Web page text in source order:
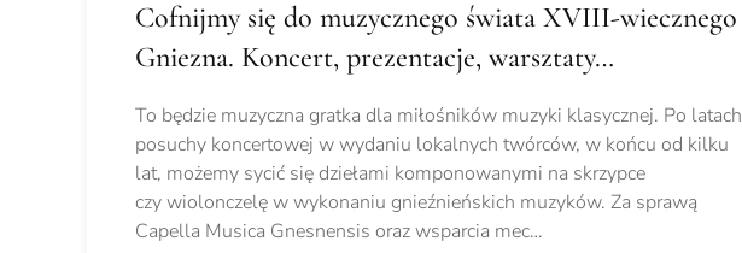
Cofnijmy się do muzycznego świata XVIII-wiecznego
Gniezna. Koncert, prezentacje, warsztaty…
To będzie muzyczna gratka dla miłośników muzyki klasycznej. Po latach
posuchy koncertowej w wydaniu lokalnych twórców, w końcu od kilku
lat, możemy sycić się dziełami komponowanymi na skrzypce
czy wiolonczelę w wykonaniu gnieźnieńskich muzyków. Za sprawą
Capella Musica Gnesnensis oraz wsparcia mec…